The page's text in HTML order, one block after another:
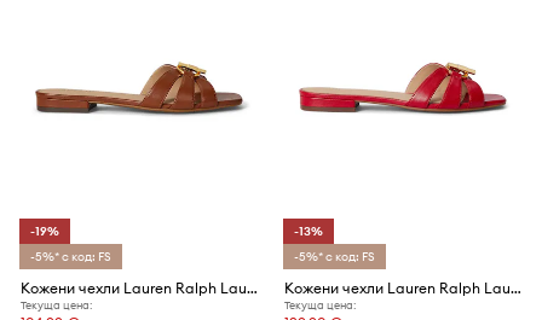
-19%
-5%* с код: FS
Кожени чехли Lauren Ralph Lauren Blaike Slide
Текуща цена:
-13%
-5%* с код: FS
Кожени чехли Lauren Ralph Lauren Blaike Slide
Текуща цена: